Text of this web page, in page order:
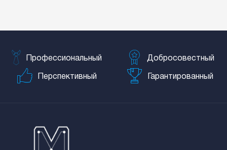
Профессиональный Добросовестный
Перспективный Гарантированный